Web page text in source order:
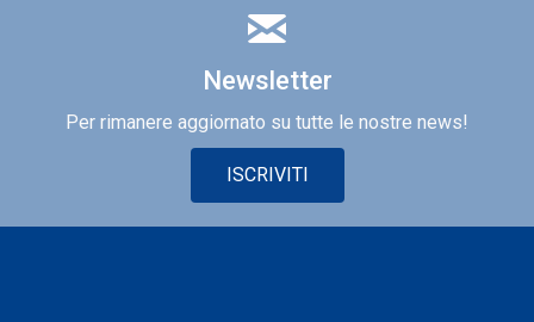
Newsletter
Per rimanere aggiornato su tutte le nostre news!
ISCRIVITI